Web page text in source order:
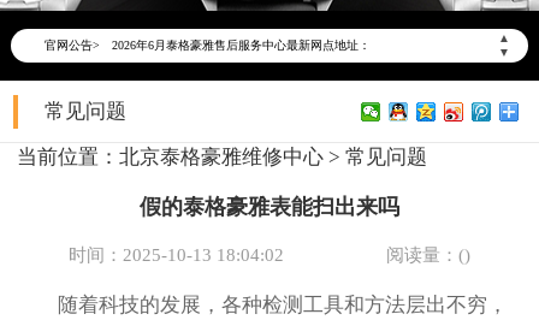
官网公告>
▲
▼
2026年6月北京市泰格豪雅官方售后客户服务热线：400-801-5612
2026年6月泰格豪雅售后服务中心最新网点地址：
北京市东城区东长安街1号东方广场写字楼W3座6层602室（需提前预约）
北京市朝阳区建国门外大街甲6号华熙国际中心写字楼D座11层1102室（需提前预约）
节假日正常营业！
常见问题
当前位置： 北京泰格豪雅维修中心 > 常见问题
假的泰格豪雅表能扫出来吗
时间：2025-10-13 18:04:02 阅读量：()
随着科技的发展，各种检测工具和方法层出不穷，